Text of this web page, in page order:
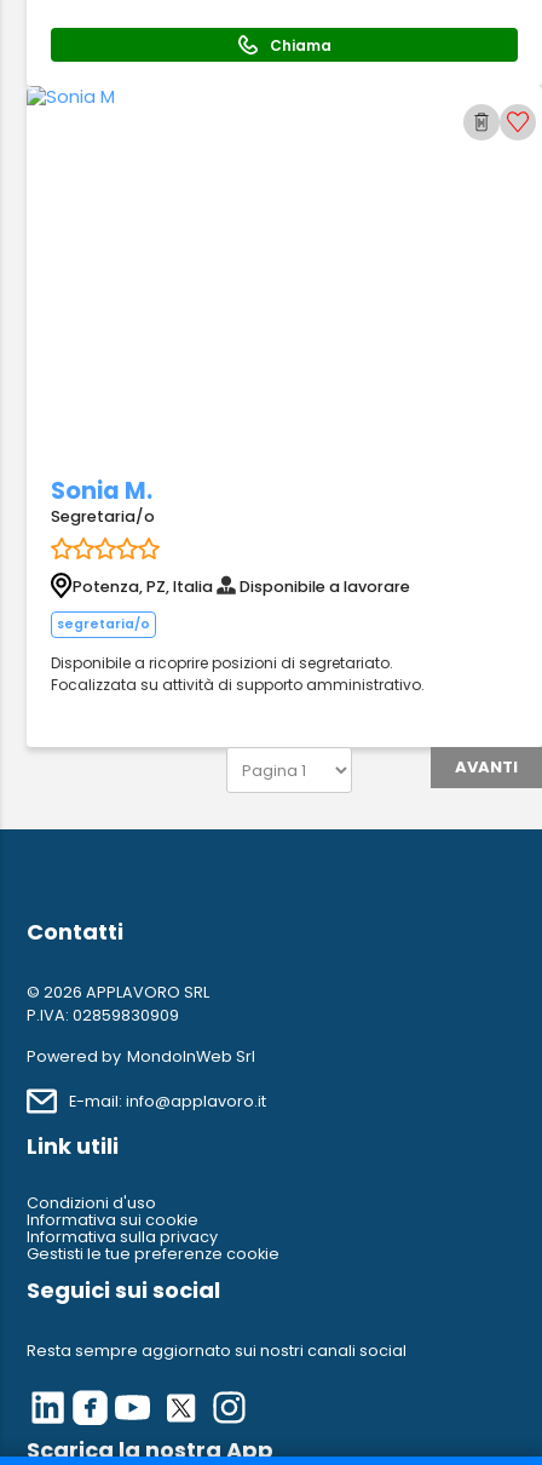
Chiama
Sonia M.
Segretaria/o
Potenza, PZ, Italia Disponibile a lavorare
segretaria/o
Disponibile a ricoprire posizioni di segretariato.
Focalizzata su attività di supporto amministrativo.
AVANTI
Contatti
© 2026 APPLAVORO SRL
P.IVA: 02859830909
Powered by MondoInWeb Srl
E-mail: info@applavoro.it
Link utili
Condizioni d'uso
Informativa sui cookie
Informativa sulla privacy
Gestisti le tue preferenze cookie
Seguici sui social
Resta sempre aggiornato sui nostri canali social
Scarica la nostra App